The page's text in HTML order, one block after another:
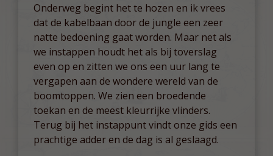
Onderweg begint het te hozen en ik vrees
dat de kabelbaan door de jungle een zeer
natte bedoening gaat worden. Maar net als
we instappen houdt het als bij toverslag
even op en zitten we ons een uur lang te
vergapen aan de wondere wereld van de
boomtoppen. We zien een broedende
toekan en de meest kleurrijke vlinders.
Terug bij het instappunt vindt onze gids een
prachtige adder en de dag is al geslaagd.